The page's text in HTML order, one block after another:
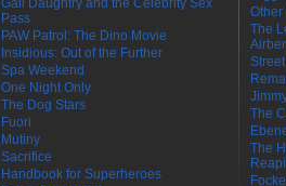
Pass
PAW Patrol: The Dino Movie
Insidious: Out of the Further
Spa Weekend
One Night Only
The Dog Stars
Fuori
Mutiny
Sacrifice
Handbook for Superheroes
Other
The
The
The